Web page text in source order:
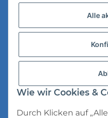
Datenschutz
Impressum
Alle
Wie wir Cookies &
Durch Klicken auf